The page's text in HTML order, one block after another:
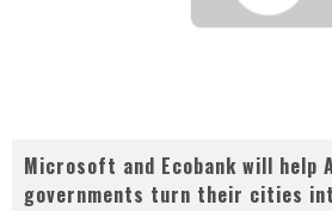
Microsoft and Ecobank will help
governments turn their cities